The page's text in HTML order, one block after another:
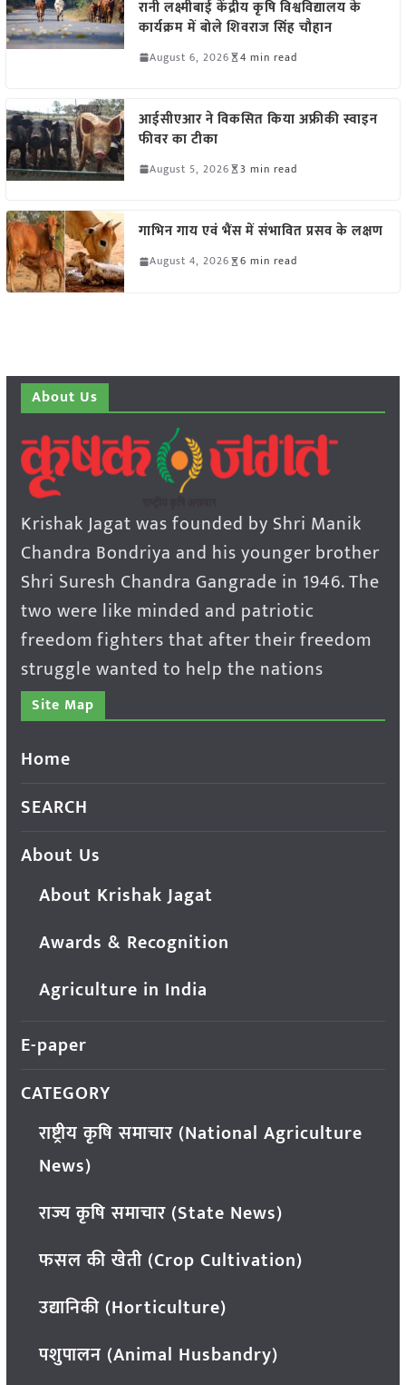
रानी लक्ष्मीबाई केंद्रीय कृषि विश्वविद्यालय के
कार्यक्रम में बोले शिवराज सिंह चौहान
August 6, 2026 4 min read
आईसीएआर ने विकसित किया अफ्रीकी स्वाइन
फीवर का टीका
August 5, 2026 3 min read
गाभिन गाय एवं भैंस में संभावित प्रसव के लक्षण
August 4, 2026 6 min read
About Us
Krishak Jagat was founded by Shri Manik
Chandra Bondriya and his younger brother
Shri Suresh Chandra Gangrade in 1946. The
two were like minded and patriotic
freedom fighters that after their freedom
struggle wanted to help the nations
Site Map
Home
SEARCH
About Us
About Krishak Jagat
Awards & Recognition
Agriculture in India
E-paper
CATEGORY
राष्ट्रीय कृषि समाचार (National Agriculture
News)
राज्य कृषि समाचार (State News)
फसल की खेती (Crop Cultivation)
उद्यानिकी (Horticulture)
पशुपालन (Animal Husbandry)